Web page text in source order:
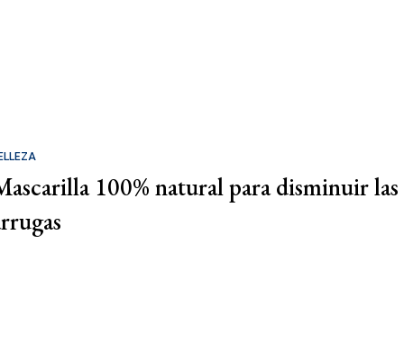
100% natural para disminuir las